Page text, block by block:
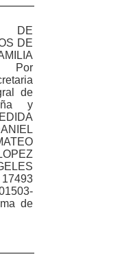
DE
DE
Por
de
y
de